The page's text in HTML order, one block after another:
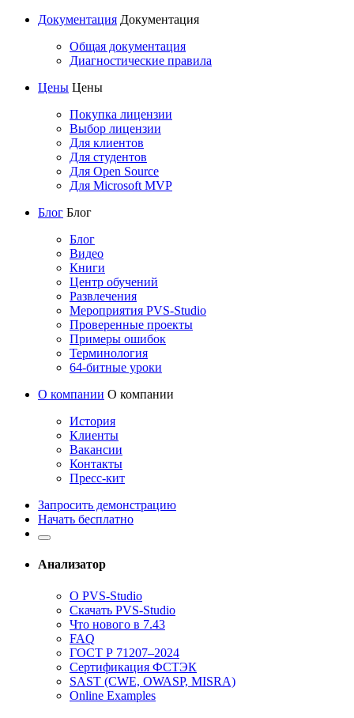
Документация Документация
Общая документация
Диагностические правила
Цены Цены
Покупка лицензии
Выбор лицензии
Для клиентов
Для студентов
Для Open Source
Для Microsoft MVP
Блог Блог
Блог
Видео
Книги
Центр обучений
Развлечения
Мероприятия PVS-Studio
Проверенные проекты
Примеры ошибок
Терминология
64-битные уроки
О компании О компании
История
Клиенты
Вакансии
Контакты
Пресс-кит
Запросить демонстрацию
Начать бесплатно
Анализатор
О PVS-Studio
Скачать PVS-Studio
Что нового в 7.43
FAQ
ГОСТ Р 71207–2024
Сертификация ФСТЭК
SAST (CWE, OWASP, MISRA)
Online Examples